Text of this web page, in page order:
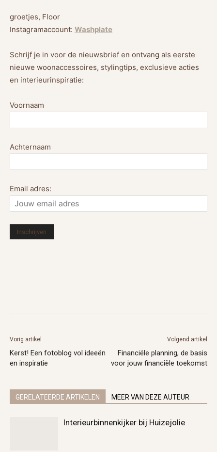
groetjes, Floor
Instagramaccount: Washplate
Schrijf je in voor de nieuwsbrief en ontvang als eerste
nieuwe woonaccessoires, stylingtips, exclusieve acties
en interieurinspiratie:
Voornaam
Achternaam
Email adres:
Vorig artikel
Kerst! Een fotoblog vol ideeën
en inspiratie
Volgend artikel
Financiële planning, de basis
voor jouw financiële toekomst
GERELATEERDE ARTIKELEN MEER VAN DEZE AUTEUR
Interieurbinnenkijker bij Huizejolie